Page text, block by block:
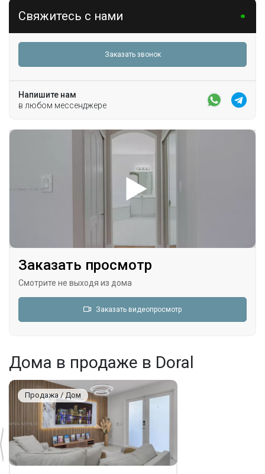
Парковка
Свяжитесь с нами
Заказать звонок
Напишите нам
в любом мессенджере
Заказать просмотр
Смотрите не выходя из дома
Заказать видеопросмотр
Дома в продаже в Doral
Продажа / Дом